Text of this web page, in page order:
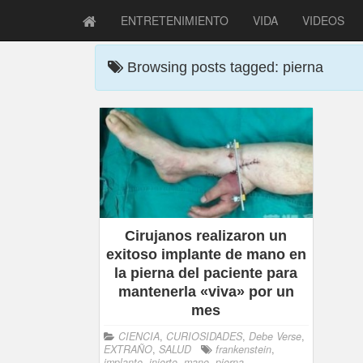
ENTRETENIMIENTO VIDA VIDEOS
Browsing posts tagged: pierna
Cirujanos realizaron un
exitoso implante de mano en
la pierna del paciente para
mantenerla «viva» por un
mes
CIENCIA, CURIOSIDADES, Debe Verse,
EXTRAÑO, SALUD frankenstein,